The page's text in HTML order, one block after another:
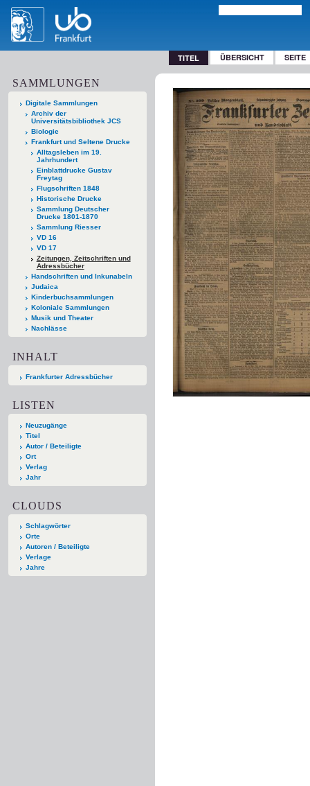
TITEL ÜBERSICHT SEITE
SAMMLUNGEN
Digitale Sammlungen
Archiv der
Universitätsbibliothek JCS
Biologie
Frankfurt und Seltene Drucke
Alltagsleben im 19.
Jahrhundert
Einblattdrucke Gustav
Freytag
Flugschriften 1848
Historische Drucke
Sammlung Deutscher
Drucke 1801-1870
Sammlung Riesser
VD 16
VD 17
Zeitungen, Zeitschriften und
Adressbücher
Handschriften und Inkunabeln
Judaica
Kinderbuchsammlungen
Koloniale Sammlungen
Musik und Theater
Nachlässe
INHALT
Frankfurter Adressbücher
LISTEN
Neuzugänge
Titel
Autor / Beteiligte
Ort
Verlag
Jahr
CLOUDS
Schlagwörter
Orte
Autoren / Beteiligte
Verlage
Jahre